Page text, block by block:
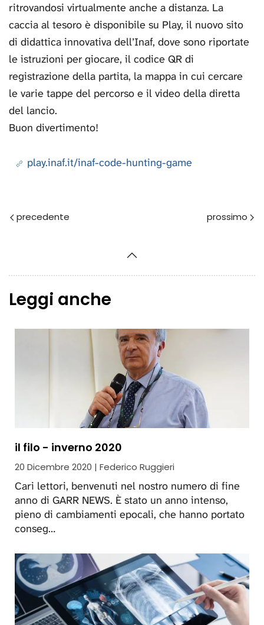
ritrovandosi virtualmente anche a distanza. La
caccia al tesoro è disponibile su Play, il nuovo sito
di didattica innovativa dell’Inaf, dove sono riportate
le istruzioni per giocare, il codice QR di
registrazione della partita, la mappa in cui cercare
le varie tappe del percorso e il video della diretta
del lancio.
Buon divertimento!
play.inaf.it/inaf-code-hunting-game
Leggi anche
il filo - inverno 2020
20 Dicembre 2020 | Federico Ruggieri
Cari lettori, benvenuti nel nostro numero di fine
anno di GARR NEWS. È stato un anno intenso,
pieno di cambiamenti epocali, che hanno portato
conseg…